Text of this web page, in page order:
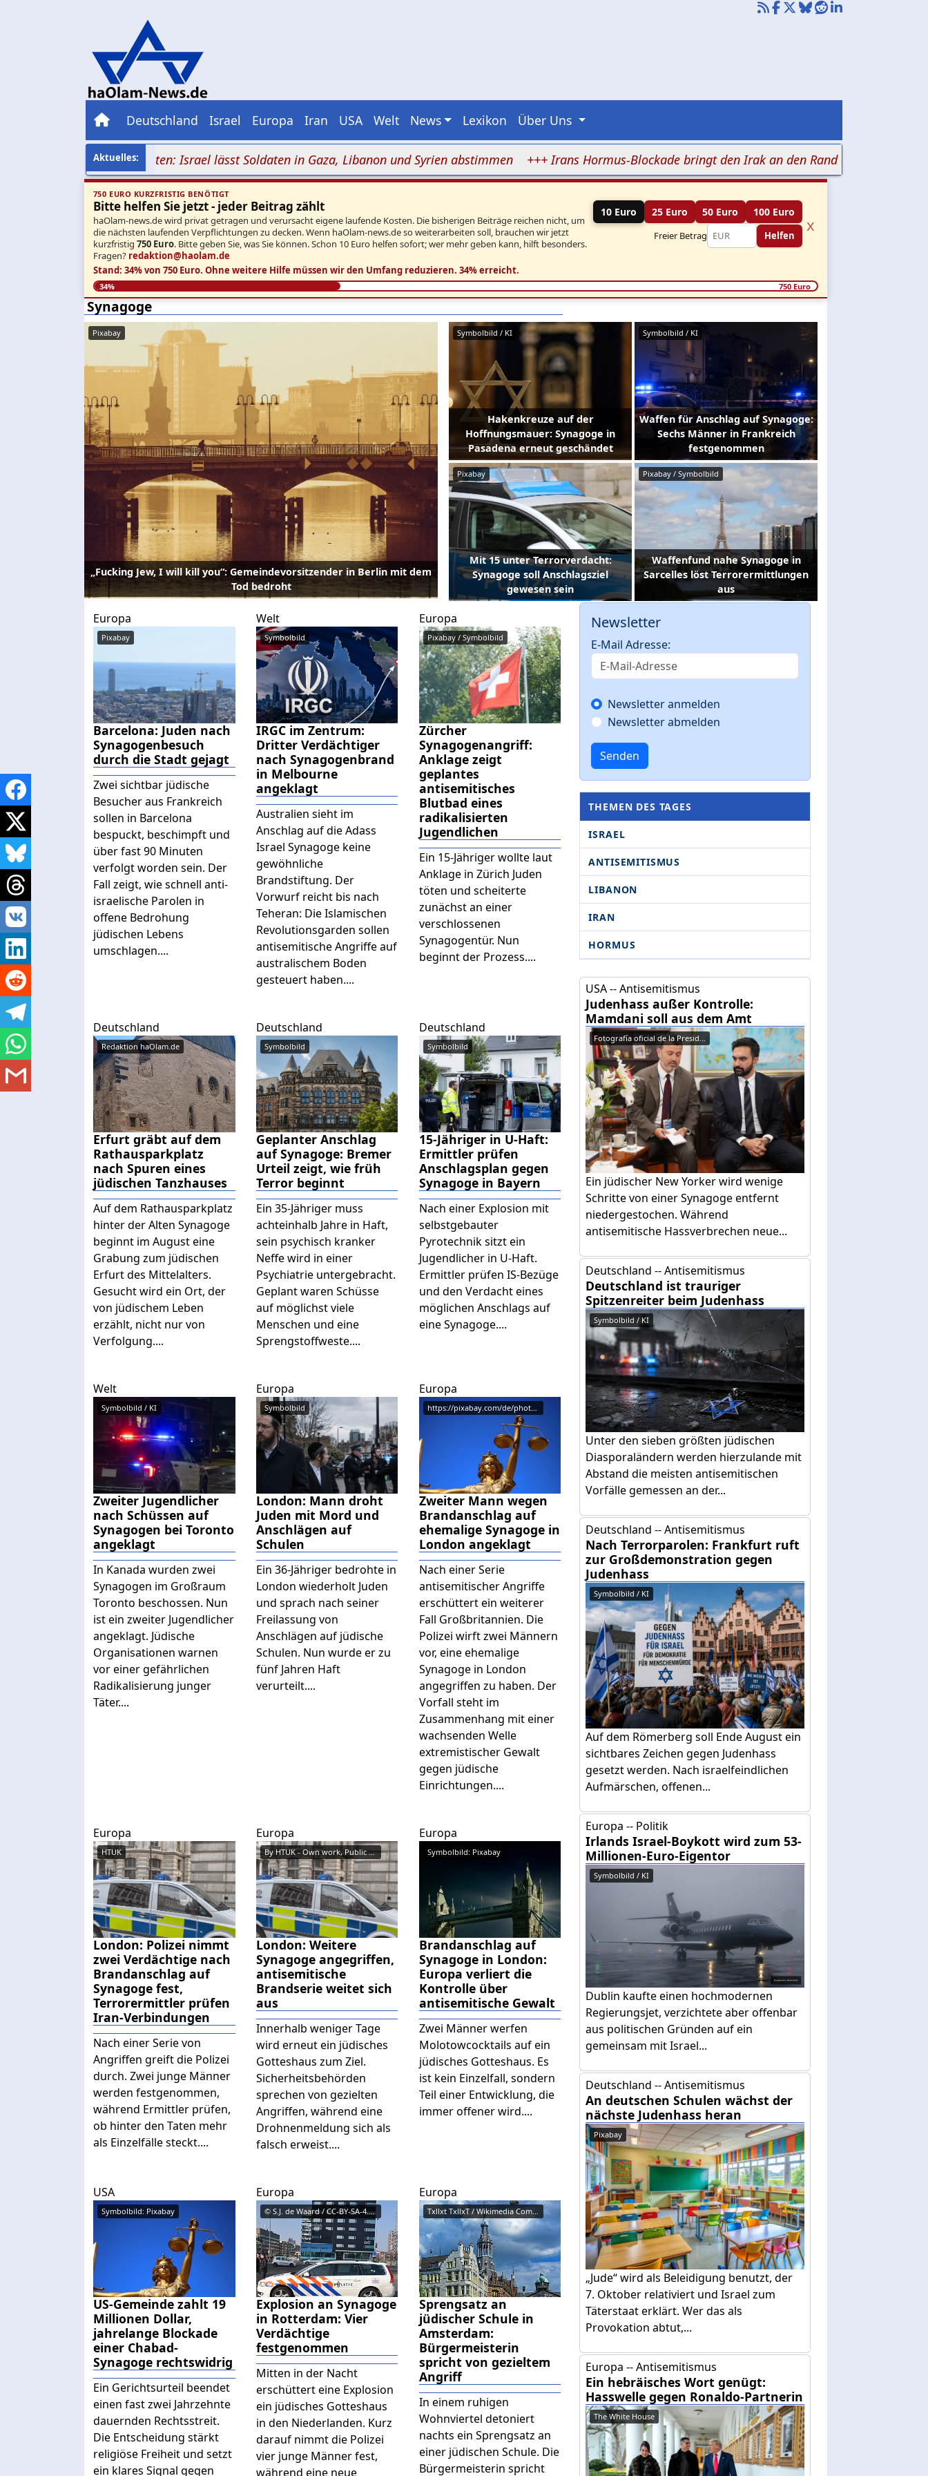
Deutschland Israel Europa Iran USA Welt News Lexikon Über Uns
an drei Fronten: Israel lässt Soldaten in Gaza, Libanon und Syrien abstimmen +++ Irans Hormus-Blockade bringt den Irak an den Rand der
750 EURO KURZFRISTIG BENÖTIGT
Bitte helfen Sie jetzt - jeder Beitrag zählt
haOlam-news.de wird privat getragen und verursacht eigene laufende Kosten. Die bisherigen Beiträge reichen nicht, um
die nächsten laufenden Verpflichtungen zu decken. Wenn haOlam-news.de so weiterarbeiten soll, brauchen wir jetzt
kurzfristig 750 Euro. Bitte geben Sie, was Sie können. Schon 10 Euro helfen sofort; wer mehr geben kann, hilft besonders.
Fragen? redaktion@haolam.de
10 Euro 25 Euro 50 Euro 100 Euro
Freier Betrag Helfen
x
Stand: 34% von 750 Euro. Ohne weitere Hilfe müssen wir den Umfang reduzieren. 34% erreicht.
34% 750 Euro
Synagoge
Pixabay
„Fucking Jew, I will kill you“: Gemeindevorsitzender in Berlin mit dem
Tod bedroht
Symbolbild / KI
Hakenkreuze auf der
Hoffnungsmauer: Synagoge in
Pasadena erneut geschändet
Symbolbild / KI
Waffen für Anschlag auf Synagoge:
Sechs Männer in Frankreich
festgenommen
Pixabay
Mit 15 unter Terrorverdacht:
Synagoge soll Anschlagsziel
gewesen sein
Pixabay / Symbolbild
Waffenfund nahe Synagoge in
Sarcelles löst Terrorermittlungen
aus
Europa
Pixabay
Barcelona: Juden nach
Synagogenbesuch
durch die Stadt gejagt
Zwei sichtbar jüdische
Besucher aus Frankreich
sollen in Barcelona
bespuckt, beschimpft und
über fast 90 Minuten
verfolgt worden sein. Der
Fall zeigt, wie schnell anti-
israelische Parolen in
offene Bedrohung
jüdischen Lebens
umschlagen....
Welt
Symbolbild
IRGC im Zentrum:
Dritter Verdächtiger
nach Synagogenbrand
in Melbourne
angeklagt
Australien sieht im
Anschlag auf die Adass
Israel Synagoge keine
gewöhnliche
Brandstiftung. Der
Vorwurf reicht bis nach
Teheran: Die Islamischen
Revolutionsgarden sollen
antisemitische Angriffe auf
australischem Boden
gesteuert haben....
Europa
Pixabay / Symbolbild
Zürcher
Synagogenangriff:
Anklage zeigt
geplantes
antisemitisches
Blutbad eines
radikalisierten
Jugendlichen
Ein 15-Jähriger wollte laut
Anklage in Zürich Juden
töten und scheiterte
zunächst an einer
verschlossenen
Synagogentür. Nun
beginnt der Prozess....
Deutschland
Redaktion haOlam.de
Erfurt gräbt auf dem
Rathausparkplatz
nach Spuren eines
jüdischen Tanzhauses
Auf dem Rathausparkplatz
hinter der Alten Synagoge
beginnt im August eine
Grabung zum jüdischen
Erfurt des Mittelalters.
Gesucht wird ein Ort, der
von jüdischem Leben
erzählt, nicht nur von
Verfolgung....
Deutschland
Symbolbild
Geplanter Anschlag
auf Synagoge: Bremer
Urteil zeigt, wie früh
Terror beginnt
Ein 35-Jähriger muss
achteinhalb Jahre in Haft,
sein psychisch kranker
Neffe wird in einer
Psychiatrie untergebracht.
Geplant waren Schüsse
auf möglichst viele
Menschen und eine
Sprengstoffweste....
Deutschland
Symbolbild
15-Jähriger in U-Haft:
Ermittler prüfen
Anschlagsplan gegen
Synagoge in Bayern
Nach einer Explosion mit
selbstgebauter
Pyrotechnik sitzt ein
Jugendlicher in U-Haft.
Ermittler prüfen IS-Bezüge
und den Verdacht eines
möglichen Anschlags auf
eine Synagoge....
Welt
Symbolbild / KI
Zweiter Jugendlicher
nach Schüssen auf
Synagogen bei Toronto
angeklagt
In Kanada wurden zwei
Synagogen im Großraum
Toronto beschossen. Nun
ist ein zweiter Jugendlicher
angeklagt. Jüdische
Organisationen warnen
vor einer gefährlichen
Radikalisierung junger
Täter....
Europa
Symbolbild
London: Mann droht
Juden mit Mord und
Anschlägen auf
Schulen
Ein 36-Jähriger bedrohte in
London wiederholt Juden
und sprach nach seiner
Freilassung von
Anschlägen auf jüdische
Schulen. Nun wurde er zu
fünf Jahren Haft
verurteilt....
Europa
https://pixabay.com/de/photos/g...
Zweiter Mann wegen
Brandanschlag auf
ehemalige Synagoge in
London angeklagt
Nach einer Serie
antisemitischer Angriffe
erschüttert ein weiterer
Fall Großbritannien. Die
Polizei wirft zwei Männern
vor, eine ehemalige
Synagoge in London
angegriffen zu haben. Der
Vorfall steht im
Zusammenhang mit einer
wachsenden Welle
extremistischer Gewalt
gegen jüdische
Einrichtungen....
Europa
HTUK
London: Polizei nimmt
zwei Verdächtige nach
Brandanschlag auf
Synagoge fest,
Terrorermittler prüfen
Iran-Verbindungen
Nach einer Serie von
Angriffen greift die Polizei
durch. Zwei junge Männer
werden festgenommen,
während Ermittler prüfen,
ob hinter den Taten mehr
als Einzelfälle steckt....
Europa
By HTUK - Own work, Public Domain
London: Weitere
Synagoge angegriffen,
antisemitische
Brandserie weitet sich
aus
Innerhalb weniger Tage
wird erneut ein jüdisches
Gotteshaus zum Ziel.
Sicherheitsbehörden
sprechen von gezielten
Angriffen, während eine
Drohnenmeldung sich als
falsch erweist....
Europa
Symbolbild: Pixabay
Brandanschlag auf
Synagoge in London:
Europa verliert die
Kontrolle über
antisemitische Gewalt
Zwei Männer werfen
Molotowcocktails auf ein
jüdisches Gotteshaus. Es
ist kein Einzelfall, sondern
Teil einer Entwicklung, die
immer offener wird....
USA
Symbolbild: Pixabay
US-Gemeinde zahlt 19
Millionen Dollar,
jahrelange Blockade
einer Chabad-
Synagoge rechtswidrig
Ein Gerichtsurteil beendet
einen fast zwei Jahrzehnte
dauernden Rechtsstreit.
Die Entscheidung stärkt
religiöse Freiheit und setzt
ein klares Signal gegen
Europa
© S.J. de Waard / CC-BY-SA-4.0 ...
Explosion an Synagoge
in Rotterdam: Vier
Verdächtige
festgenommen
Mitten in der Nacht
erschüttert eine Explosion
ein jüdisches Gotteshaus
in den Niederlanden. Kurz
darauf nimmt die Polizei
vier junge Männer fest,
während eine neue
Europa
Txllxt TxllxT / Wikimedia Commo...
Sprengsatz an
jüdischer Schule in
Amsterdam:
Bürgermeisterin
spricht von gezieltem
Angriff
In einem ruhigen
Wohnviertel detoniert
nachts ein Sprengsatz an
einer jüdischen Schule. Die
Bürgermeisterin spricht
Newsletter
E-Mail Adresse:
Newsletter anmelden
Newsletter abmelden
Senden
THEMEN DES TAGES
ISRAEL
ANTISEMITISMUS
LIBANON
IRAN
HORMUS
USA -- Antisemitismus
Judenhass außer Kontrolle:
Mamdani soll aus dem Amt
Fotografía oficial de la Presid...
Ein jüdischer New Yorker wird wenige
Schritte von einer Synagoge entfernt
niedergestochen. Während
antisemitische Hassverbrechen neue...
Deutschland -- Antisemitismus
Deutschland ist trauriger
Spitzenreiter beim Judenhass
Symbolbild / KI
Unter den sieben größten jüdischen
Diasporaländern werden hierzulande mit
Abstand die meisten antisemitischen
Vorfälle gemessen an der...
Deutschland -- Antisemitismus
Nach Terrorparolen: Frankfurt ruft
zur Großdemonstration gegen
Judenhass
Symbolbild / KI
Auf dem Römerberg soll Ende August ein
sichtbares Zeichen gegen Judenhass
gesetzt werden. Nach israelfeindlichen
Aufmärschen, offenen...
Europa -- Politik
Irlands Israel-Boykott wird zum 53-
Millionen-Euro-Eigentor
Symbolbild / KI
Dublin kaufte einen hochmodernen
Regierungsjet, verzichtete aber offenbar
aus politischen Gründen auf ein
gemeinsam mit Israel...
Deutschland -- Antisemitismus
An deutschen Schulen wächst der
nächste Judenhass heran
Pixabay
„Jude“ wird als Beleidigung benutzt, der
7. Oktober relativiert und Israel zum
Täterstaat erklärt. Wer das als
Provokation abtut,...
Europa -- Antisemitismus
Ein hebräisches Wort genügt:
Hasswelle gegen Ronaldo-Partnerin
The White House